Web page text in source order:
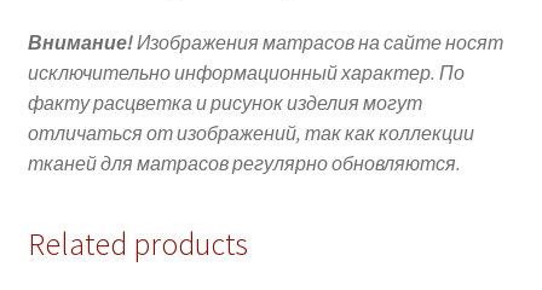
Внимание!Изображения матрасов на сайте носят
исключительно информационный характер. По
факту расцветка и рисунок изделия могут
отличаться от изображений, так как коллекции
тканей для матрасов регулярно обновляются.
Related products